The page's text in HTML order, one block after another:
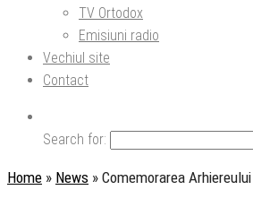
TV Ortodox
Emisiuni radio
Vechiul site
Contact
Search for:
Home » News » Comemorarea